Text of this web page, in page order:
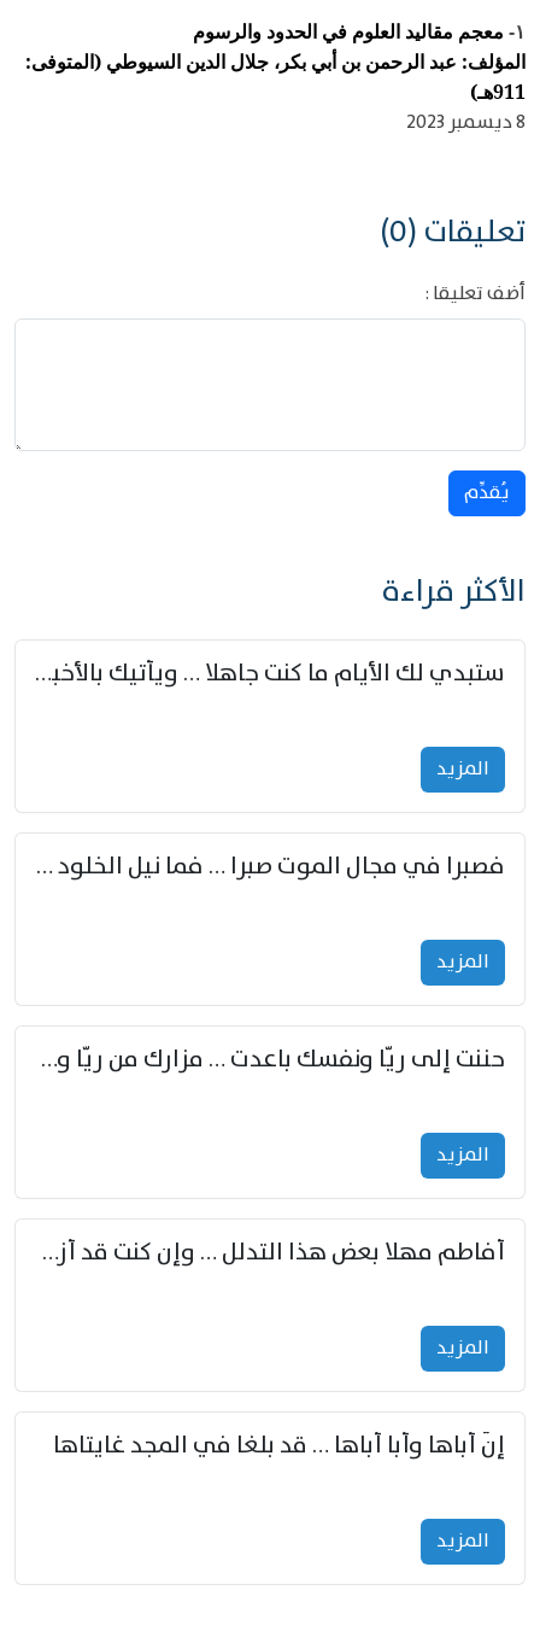
١-
معجم مقاليد العلوم في الحدود والرسوم
المؤلف: عبد الرحمن بن أبي بكر، جلال الدين السيوطي (المتوفى:
911هـ)
8 ديسمبر 2023
تعليقات (0)
أضف تعليقا :
يُقدِّم
الأكثر قراءة
ستبدي لك الأيام ما كنت جاهلا … ويأتيك بالأخبار من لم تزوّد
المزید
فصبرا في مجال الموت صبرا … فما نيل الخلود بمستطاع
المزید
حننت إلى ريّا ونفسك باعدت … مزارك من ريّا وشعباكما معا
المزید
أفاطم مهلا بعض هذا التدلل … وإن كنت قد أزمعت صرمي فأجملي
المزید
إنّ أباها وأبا أباها … قد بلغا في المجد غايتاها
المزید